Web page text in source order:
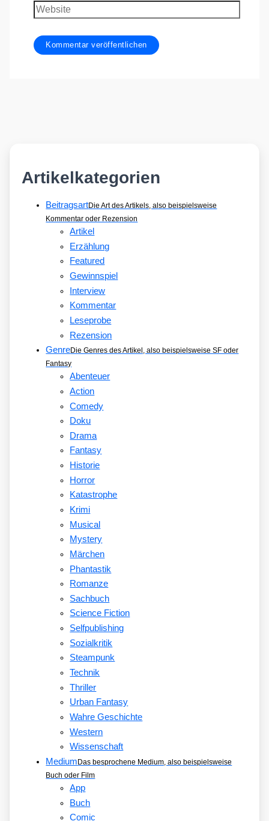
Website
Artikelkategorien
BeitragsartDie Art des Artikels, also beispielsweise
Kommentar oder Rezension
Artikel
Erzählung
Featured
Gewinnspiel
Interview
Kommentar
Leseprobe
Rezension
GenreDie Genres des Artikel, also beispielsweise SF oder
Fantasy
Abenteuer
Action
Comedy
Doku
Drama
Fantasy
Historie
Horror
Katastrophe
Krimi
Musical
Mystery
Märchen
Phantastik
Romanze
Sachbuch
Science Fiction
Selfpublishing
Sozialkritik
Steampunk
Technik
Thriller
Urban Fantasy
Wahre Geschichte
Western
Wissenschaft
MediumDas besprochene Medium, also beispielsweise
Buch oder Film
App
Buch
Comic